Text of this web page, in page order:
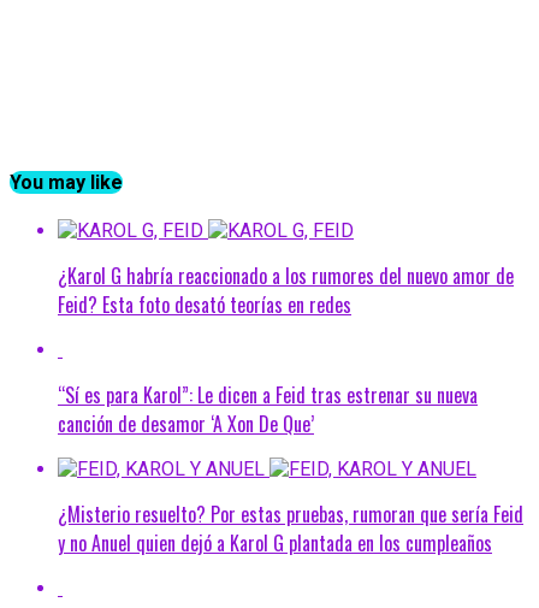
You may like
¿Karol G habría reaccionado a los rumores del nuevo amor de
Feid? Esta foto desató teorías en redes
“Sí es para Karol”: Le dicen a Feid tras estrenar su nueva
canción de desamor ‘A Xon De Que’
¿Misterio resuelto? Por estas pruebas, rumoran que sería Feid
y no Anuel quien dejó a Karol G plantada en los cumpleaños